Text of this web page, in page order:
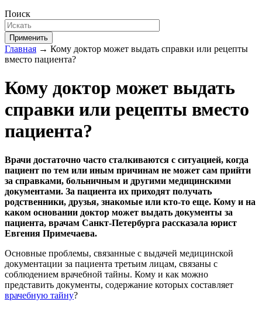
Поиск
Применить
Главная → Кому доктор может выдать справки или рецепты
вместо пациента?
Кому доктор может выдать
справки или рецепты вместо
пациента?
Врачи достаточно часто сталкиваются с ситуацией, когда
пациент по тем или иным причинам не может сам прийти
за справками, больничным и другими медицинскими
документами. За пациента их приходят получать
родственники, друзья, знакомые или кто-то еще. Кому и на
каком основании доктор может выдать документы за
пациента, врачам Санкт-Петербурга рассказала юрист
Евгения Примечаева.
Основные проблемы, связанные с выдачей медицинской
документации за пациента третьим лицам, связаны с
соблюдением врачебной тайны. Кому и как можно
представить документы, содержание которых составляет
врачебную тайну?